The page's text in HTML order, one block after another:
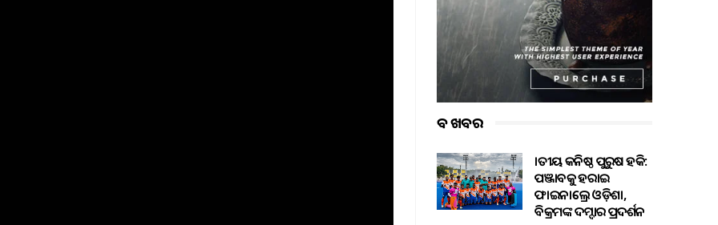
ବଡ ଖବର
ଜାତୀୟ କନିଷ୍ଠ ପୁରୁଷ ହକି:
ପଞ୍ଜାବକୁ ହରାଇ
ଫାଇନାଲ୍ରେ ଓଡ଼ିଶା,
ବିକ୍ରମଙ୍କ ଦମ୍ଦାର ପ୍ରଦର୍ଶନ